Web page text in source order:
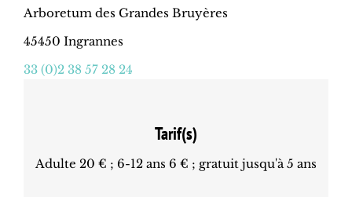
Arboretum des Grandes Bruyères
45450 Ingrannes
33 (0)2 38 57 28 24
Tarif(s)
Adulte 20 € ; 6-12 ans 6 € ; gratuit jusqu'à 5 ans